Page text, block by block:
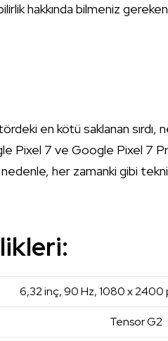
hakkında bilmeniz
en kötü saklanan
Pixel 7 ve Google Pixel 7
her zamanki gibi
6,32 inç, 90 Hz, 1080 x 2400
Tensor G2